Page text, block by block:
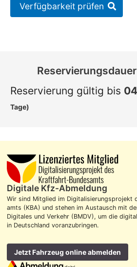
Verfügbarkeit prüfen
Reservierung gültig bis
Tage)
Digitale Kfz-Abmeldung
Wir sind Mitglied im
amts (KBA) und stehen im Aus­tausch mit
Digitales und Verkehr (BMDV), um die
in Deutschland voran­zubringen.
Jetzt Fahrzeug online abmelden